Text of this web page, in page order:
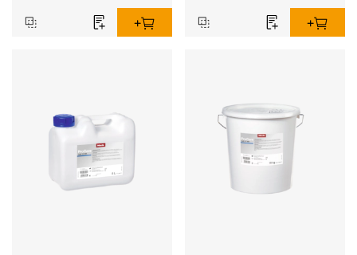
laboratoriumglasw. en -
gerei.